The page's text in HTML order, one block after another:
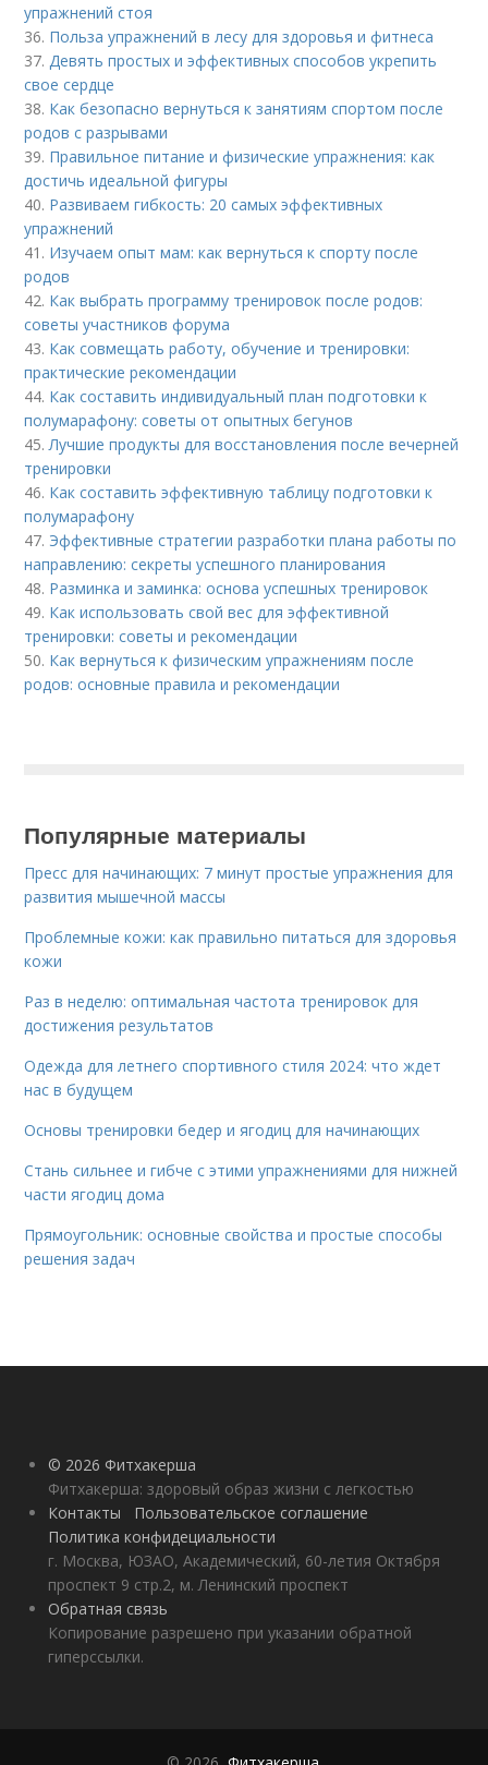
упражнений стоя
36. Польза упражнений в лесу для здоровья и фитнеса
37.Девять простых и эффективных способов укрепить
свое сердце
38. Как безопасно вернуться к занятиям спортом после
родов с разрывами
39. Правильное питание и физические упражнения: как
достичь идеальной фигуры
40. Развиваем гибкость: 20 самых эффективных
упражнений
41. Изучаем опыт мам: как вернуться к спорту после
родов
42. Как выбрать программу тренировок после родов:
советы участников форума
43. Как совмещать работу, обучение и тренировки:
практические рекомендации
44. Как составить индивидуальный план подготовки к
полумарафону: советы от опытных бегунов
45.Лучшие продукты для восстановления после вечерней
тренировки
46. Как составить эффективную таблицу подготовки к
полумарафону
47. Эффективные стратегии разработки плана работы по
направлению: секреты успешного планирования
48. Разминка и заминка: основа успешных тренировок
49. Как использовать свой вес для эффективной
тренировки: советы и рекомендации
50. Как вернуться к физическим упражнениям после
родов: основные правила и рекомендации
Популярные материалы
Пресс для начинающих: 7 минут простые упражнения для
развития мышечной массы
Проблемные кожи: как правильно питаться для здоровья
кожи
Раз в неделю: оптимальная частота тренировок для
достижения результатов
Одежда для летнего спортивного стиля 2024: что ждет
нас в будущем
Основы тренировки бедер и ягодиц для начинающих
Стань сильнее и гибче с этими упражнениями для нижней
части ягодиц дома
Прямоугольник: основные свойства и простые способы
решения задач
© 2026 Фитхакерша
Фитхакерша: здоровый образ жизни с легкостью
Контакты
Пользовательское соглашение
Политика конфидециальности
г. Москва, ЮЗАО, Академический, 60-летия Октября
проспект 9 стр.2, м. Ленинский проспект
Обратная связь
Копирование разрешено при указании обратной
гиперссылки.